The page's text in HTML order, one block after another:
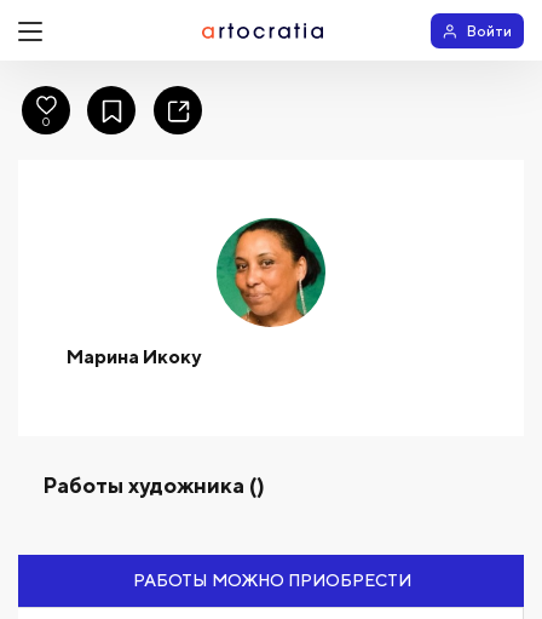
Войти
Марина Икоку
Работы художника ()
РАБОТЫ МОЖНО ПРИОБРЕСТИ
0